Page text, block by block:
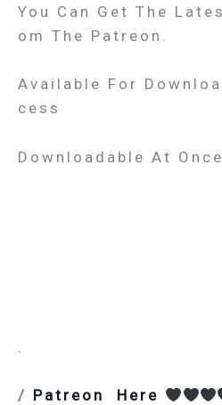
You Can Get The
Om The Patreon.
Available For
Cess
Downloadable At Once
/ Patreon Here